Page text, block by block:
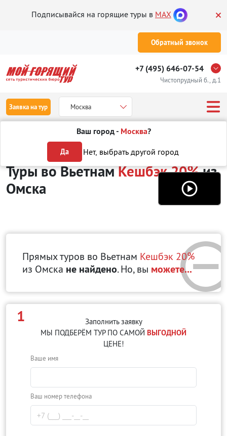
Подписывайся на горящие туры в MAX
Обратный звонок
+7 (495) 646-07-54
Чистопрудный б., д.1
Заявка на тур Москва
Ваш город - Москва?
Да Нет, выбрать другой город
Отдых во Вьетнаме Кешбэк 20%
Туры во ВьетнамКешбэк 20%из
Омска
Прямых туров во Вьетнам Кешбэк 20%
из Омска не найдено. Но, вы можете...
1
Заполнить заявку
МЫ ПОДБЕРЁМ ТУР ПО САМОЙ ВЫГОДНОЙ
ЦЕНЕ!
Ваше имя
Ваш номер телефона